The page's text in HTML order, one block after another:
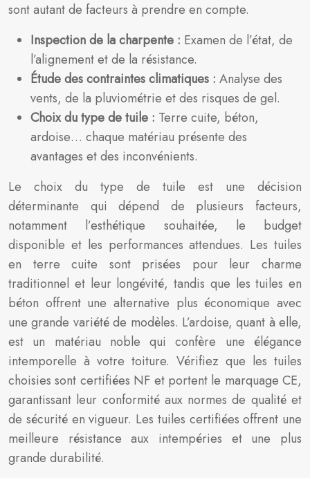
sont autant de facteurs à prendre en compte.
Inspection de la charpente : Examen de l’état, de
l’alignement et de la résistance.
Étude des contraintes climatiques : Analyse des
vents, de la pluviométrie et des risques de gel.
Choix du type de tuile : Terre cuite, béton,
ardoise… chaque matériau présente des
avantages et des inconvénients.
Le choix du type de tuile est une décision
déterminante qui dépend de plusieurs facteurs,
notamment l’esthétique souhaitée, le budget
disponible et les performances attendues. Les tuiles
en terre cuite sont prisées pour leur charme
traditionnel et leur longévité, tandis que les tuiles en
béton offrent une alternative plus économique avec
une grande variété de modèles. L’ardoise, quant à elle,
est un matériau noble qui confère une élégance
intemporelle à votre toiture. Vérifiez que les tuiles
choisies sont certifiées NF et portent le marquage CE,
garantissant leur conformité aux normes de qualité et
de sécurité en vigueur. Les tuiles certifiées offrent une
meilleure résistance aux intempéries et une plus
grande durabilité.